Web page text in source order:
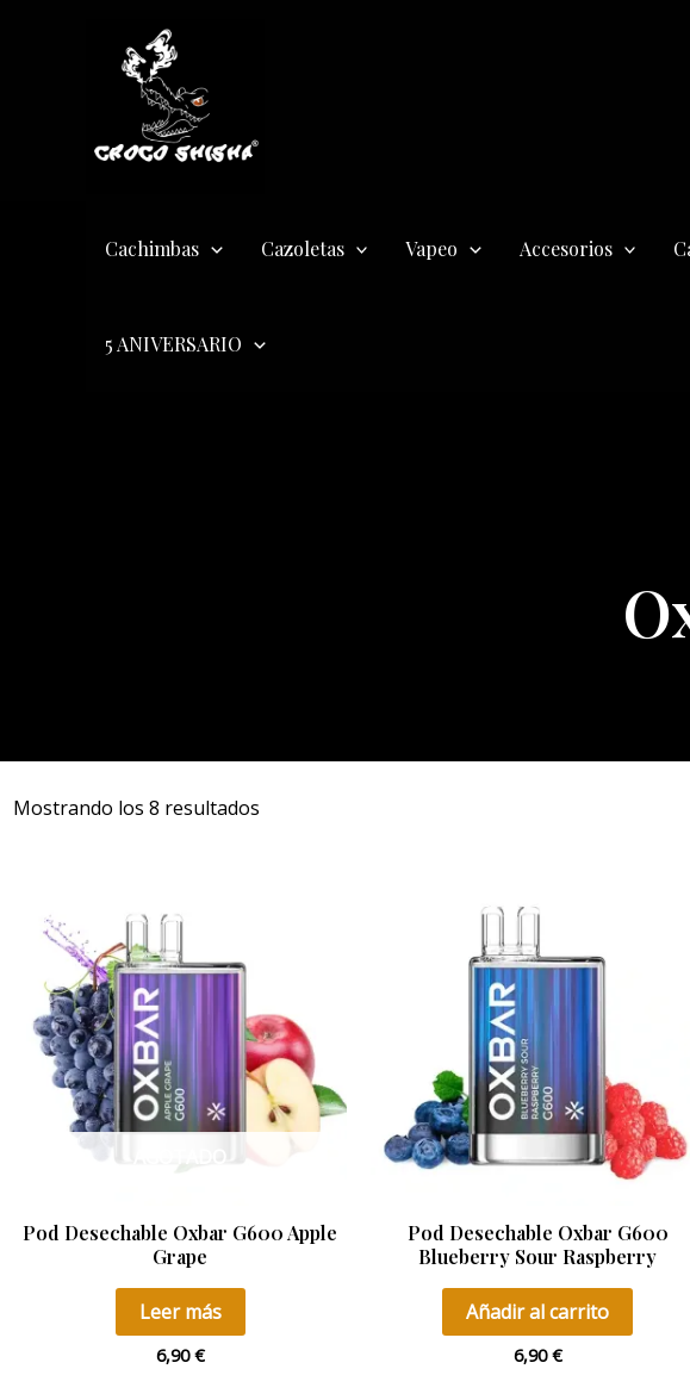
Cachimbas Cazoletas Vapeo Accesorios
5 ANIVERSARIO
Mostrando los 8 resultados
Pod Desechable Oxbar G600 Apple
Grape
Leer más
6,90€
Pod Desechable Oxbar G600
Blueberry Sour Raspberry
Añadir al carrito
6,90€